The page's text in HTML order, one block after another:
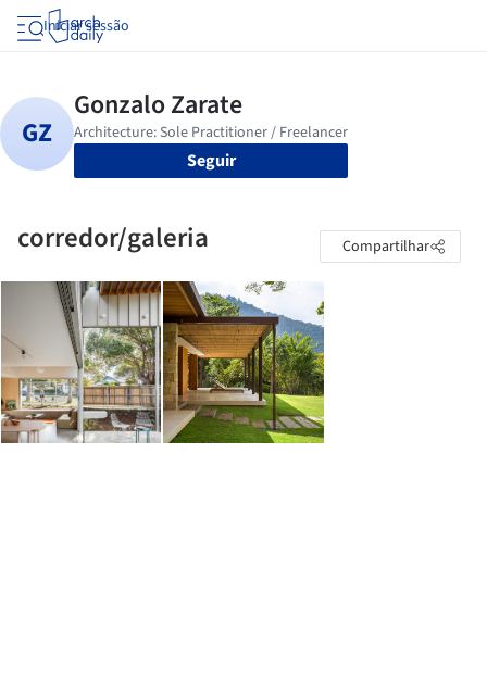
Iniciar sessão
Seguir
corredor/galeria Compartilhar